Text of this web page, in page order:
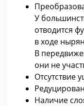
У
отводится
в ходе
В
они не
Отсутствие
Наличие